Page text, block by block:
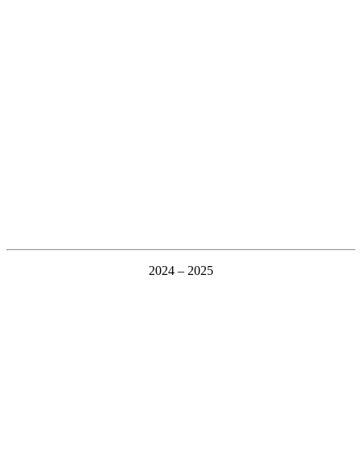
2024 – 2025